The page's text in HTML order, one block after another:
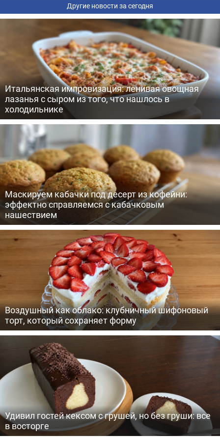
Другие новости за сегодня
Итальянская импровизация: ленивая овощная
лазанья с сыром из того, что нашлось в
холодильнике
Маскируем кабачки под десерт из кофейни:
эффектно справляемся с кабачковым
нашествием
Воздушный как облако: клубничный шифоновый
торт, который сохраняет форму
Удивил гостей кексом с грушей, но без груши: все
в восторге